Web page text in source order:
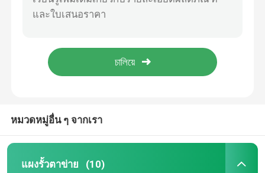
รั้วเชื่อมโยงห่วงโซ่
คอกรั้ว
หมวดหมู่อื่น ๆ จากเรา
แผงรั้วตาข่าย (10)